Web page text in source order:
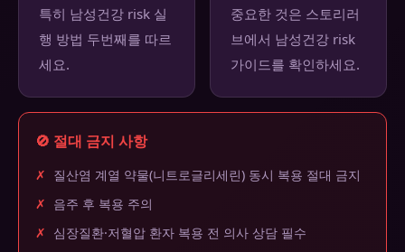
특히 남성건강 risk 실
행 방법 두번째를 따르
세요.
중요한 것은 스토리러
브에서 남성건강 risk
가이드를 확인하세요.
🚫 절대 금지 사항
✗ 질산염 계열 약물(니트로글리세린) 동시 복용 절대 금지
✗ 음주 후 복용 주의
✗ 심장질환·저혈압 환자 복용 전 의사 상담 필수